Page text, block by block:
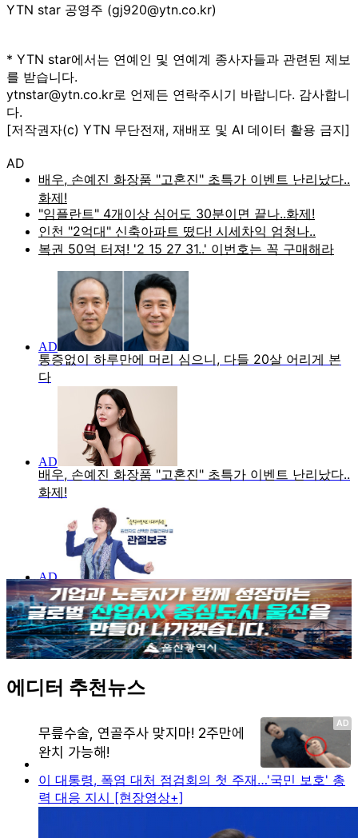
YTN star 공영주 (gj920@ytn.co.kr)
* YTN star에서는 연예인 및 연예계 종사자들과 관련된 제보
를 받습니다.
ytnstar@ytn.co.kr로 언제든 연락주시기 바랍니다. 감사합니
다.
[저작권자(c) YTN 무단전재, 재배포 및 AI 데이터 활용 금지]
AD
에디터 추천뉴스
이 대통령, 폭염 대처 점검회의 첫 주재…'국민 보호' 총
력 대응 지시 [현장영상+]